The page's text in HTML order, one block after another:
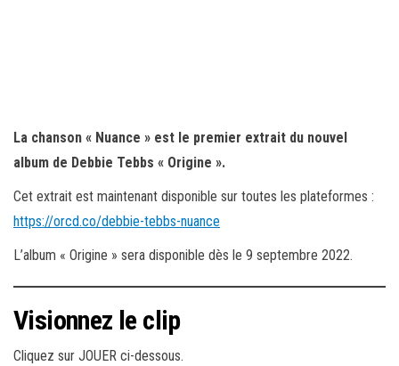
La chanson « Nuance » est le premier extrait du nouvel
album de Debbie Tebbs « Origine ».
Cet extrait est maintenant disponible sur toutes les plateformes :
https://orcd.co/debbie-tebbs-nuance
L’album « Origine » sera disponible dès le 9 septembre 2022.
Visionnez le clip
Cliquez sur JOUER ci-dessous.